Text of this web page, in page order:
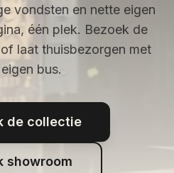
vondsten en nette eigen
één plek. Bezoek de
laat thuisbezorgen met
bus.
de collectie
showroom